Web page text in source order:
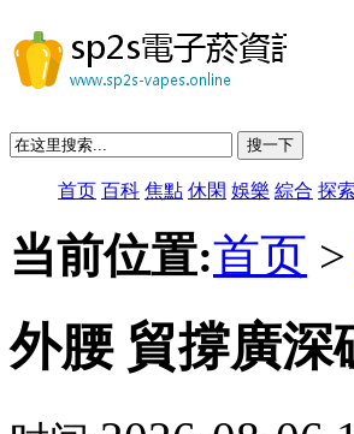
搜一下
首页 百科 焦點 休閑 娛樂 綜合 探索
当前位置:首页 >
外腰 貿撐廣深